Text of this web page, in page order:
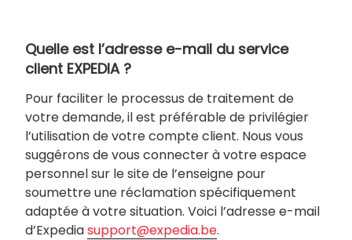
Quelle est l’adresse e-mail du service
client EXPEDIA ?
Pour faciliter le processus de traitement de
votre demande, il est préférable de privilégier
l’utilisation de votre compte client. Nous vous
suggérons de vous connecter à votre espace
personnel sur le site de l’enseigne pour
soumettre une réclamation spécifiquement
adaptée à votre situation. Voici l’adresse e-mail
d’Expediasupport@expedia.be.